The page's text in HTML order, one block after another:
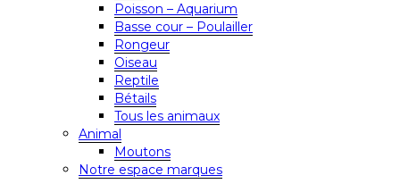
Poisson – Aquarium
Basse cour – Poulailler
Rongeur
Oiseau
Reptile
Bétails
Tous les animaux
Animal
Moutons
Notre espace marques